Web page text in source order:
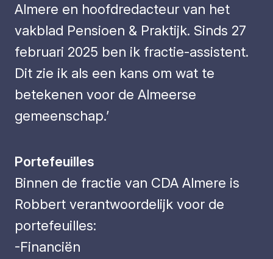
Almere en hoofdredacteur van het
vakblad Pensioen & Praktijk. Sinds 27
februari 2025 ben ik fractie-assistent.
Dit zie ik als een kans om wat te
betekenen voor de Almeerse
gemeenschap.’
Portefeuilles
Binnen de fractie van CDA Almere is
Robbert verantwoordelijk voor de
portefeuilles:
-Financiën